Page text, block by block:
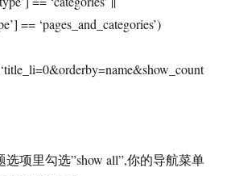
== ‘pages_and_categories’)
选项里勾选”show all”,你的导航菜单